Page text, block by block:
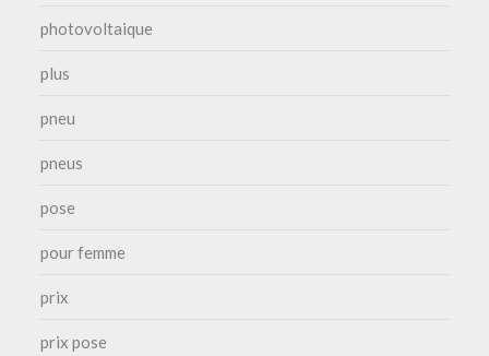
photovoltaique
plus
pneu
pneus
pose
pour femme
prix
prix pose